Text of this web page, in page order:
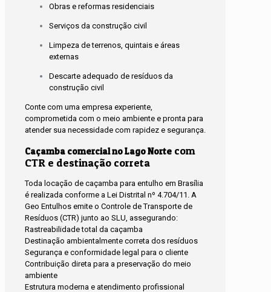
Obras e reformas residenciais
Serviços da construção civil
Limpeza de terrenos, quintais e áreas
externas
Descarte adequado de resíduos da
construção civil
Conte com uma empresa experiente,
comprometida com o meio ambiente e pronta para
atender sua necessidade com rapidez e segurança.
Caçamba comercial no Lago Norte com
CTR e destinação correta
Toda locação de caçamba para entulho em Brasília
é realizada conforme a Lei Distrital nº 4.704/11. A
Geo Entulhos emite o Controle de Transporte de
Resíduos (CTR) junto ao SLU, assegurando:
Rastreabilidade total da caçamba
Destinação ambientalmente correta dos resíduos
Segurança e conformidade legal para o cliente
Contribuição direta para a preservação do meio
ambiente
Estrutura moderna e atendimento profissional